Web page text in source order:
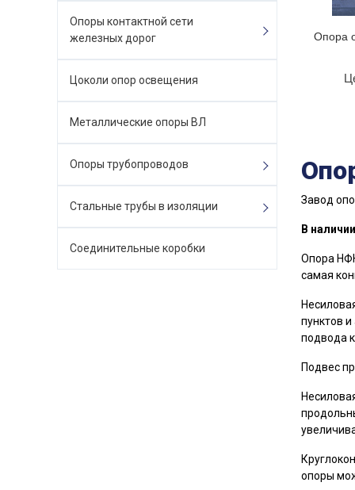
Опоры контактной сети
железных дорог
Цоколи опор освещения
Металлические опоры ВЛ
Опоры трубопроводов
Стальные трубы в изоляции
Соединительные коробки
Опора
Завод
В
Опора
самая
пунктов
подвода
Подвес
опоры